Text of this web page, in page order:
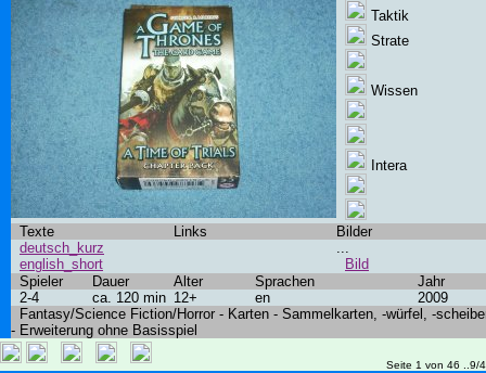
Taktik
Strate
Wissen
Intera
Texte Links
Bilder
deutsch_kurz
english_short
...
Bild
Spieler
Dauer Alter Sprachen
Jahr
2-4
ca. 120 min 12+ en
2009
Fantasy/Science Fiction/Horror - Karten - Sammelkarten, -würfel, -
- Erweiterung ohne Basisspiel
Seite 1 von 46 ..9/